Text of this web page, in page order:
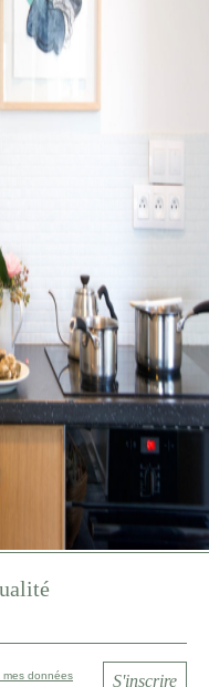
mes données
S'inscrire